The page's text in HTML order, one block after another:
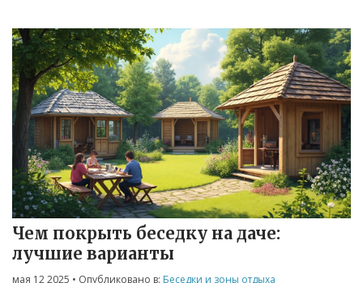
Чем покрыть беседку на даче:
лучшие варианты
мая 12 2025 • Опубликовано в: Беседки и зоны отдыха